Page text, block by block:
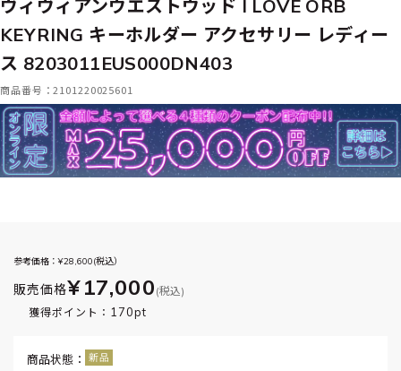
ヴィヴィアンウエストウッド I LOVE ORB
KEYRING キーホルダー アクセサリー レディー
ス 8203011EUS000DN403
商品番号：2101220025601
参考価格：¥28,600(税込）
販売価格¥17,000 (税込)
獲得ポイント： 170pt
商品状態：